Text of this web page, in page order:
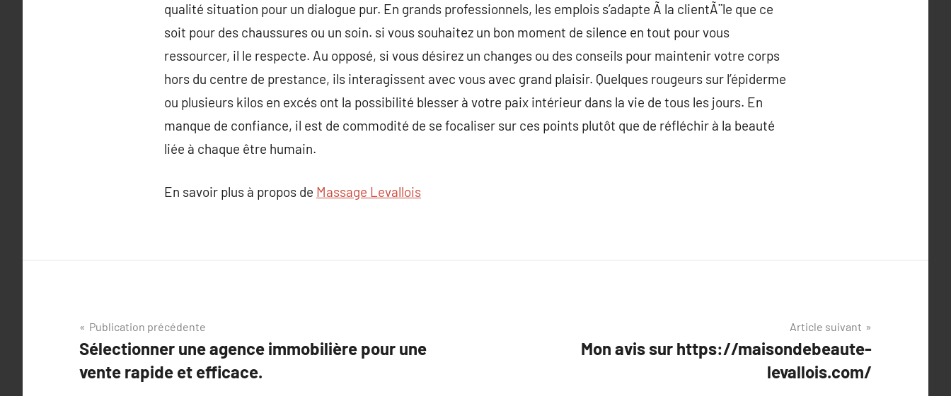
qualité situation pour un dialogue pur. En grands professionnels, les emplois s’adapte Ã la clientÃ¨le que ce
soit pour des chaussures ou un soin. si vous souhaitez un bon moment de silence en tout pour vous
ressourcer, il le respecte. Au opposé, si vous désirez un changes ou des conseils pour maintenir votre corps
hors du centre de prestance, ils interagissent avec vous avec grand plaisir. Quelques rougeurs sur l’épiderme
ou plusieurs kilos en excés ont la possibilité blesser à votre paix intérieur dans la vie de tous les jours. En
manque de confiance, il est de commodité de se focaliser sur ces points plutôt que de réfléchir à la beauté
liée à chaque être humain.
En savoir plus à propos de Massage Levallois
Navigation
de
l’article
Publication précédente
Sélectionner une agence immobilière pour une
vente rapide et efficace.
Article suivant
Mon avis sur https://maisondebeaute-
levallois.com/